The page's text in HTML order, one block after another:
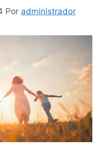
Por administrador